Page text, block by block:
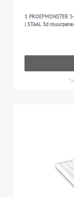
1 PROEFMONSTER
| STAAL 3d
*